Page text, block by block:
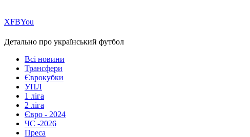
ХFBYou
Детально про український футбол
Всі новини
Трансфери
Єврокубки
УПЛ
1 ліга
2 ліга
Євро - 2024
ЧС -2026
Преса